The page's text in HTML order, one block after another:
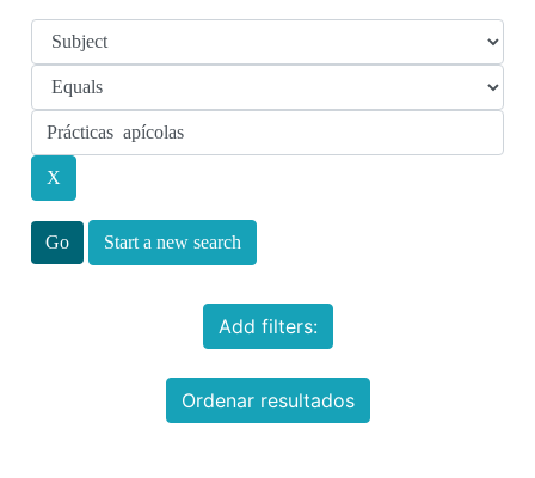
Start a new search
Add filters:
Ordenar resultados